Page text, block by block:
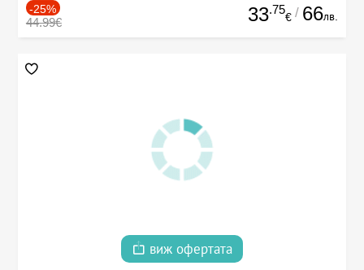
-25%
44.99€ 33.75
€ / 66лв.
виж офертата